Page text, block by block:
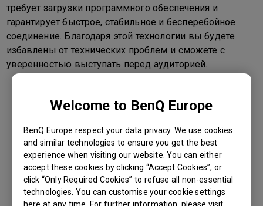
Welcome to BenQ Europe
BenQ Europe respect your data privacy. We use cookies
and similar technologies to ensure you get the best
experience when visiting our website. You can either
accept these cookies by clicking “Accept Cookies”, or
click “Only Required Cookies” to refuse all non-essential
technologies. You can customise your cookie settings
here at any time. For further information, please visit
требует загрузки программного обеспечения и
гарантирует быстрое, стабильное и бесперебойное
соединение. Благодаря этой технологии вы будете
избавлены от технических проблем и сможете с
уверенностью выступать перед аудиторией.
Выберите подходящую Вам
модель